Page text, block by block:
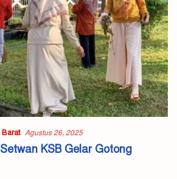
Agustus 26, 2025
KSB Gelar Gotong